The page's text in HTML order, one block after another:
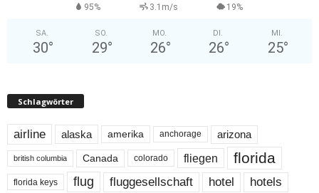
95% 3.1m/s 19%
SA.
30°
SO.
29°
MO.
26°
DI.
26°
MI.
25°
Schlagwörter
airline alaska amerika anchorage arizona
british columbia Canada colorado fliegen florida
florida keys flug fluggesellschaft hotel hotels